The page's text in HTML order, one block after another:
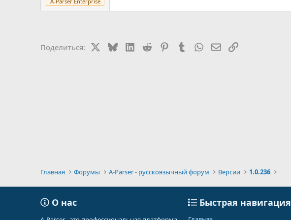
Поделиться: BlueskyLinkedIn
Reddit PinterestTumblrWhatsAppЭлектронная почта
Ссылка
Главная Форумы A-Parser - русскоязычный форум Версии 1.0.236
О нас Быстрая навигация